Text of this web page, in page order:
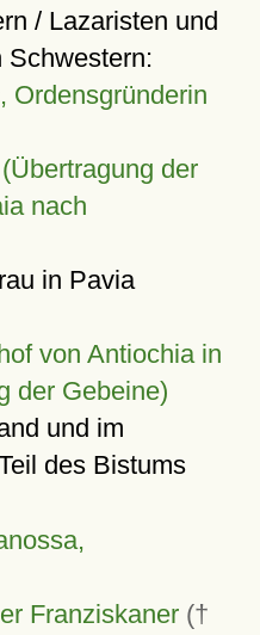
/ Lazaristen und
Schwestern:
Ordensgründerin
der
nach
in Pavia
von Antiochia in
der Gebeine)
und im
des Bistums
Franziskaner(†